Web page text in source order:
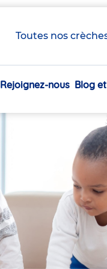
Toutes nos
Navigation
Rejoignez-nous Blog